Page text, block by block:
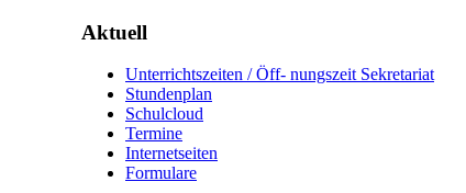
Aktuell
Unterrichtszeiten / Öff- nungszeit Sekretariat
Stundenplan
Schulcloud
Termine
Internetseiten
Formulare